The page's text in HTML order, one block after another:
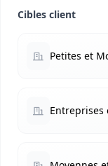
Cibles client
Petites et
Entreprises